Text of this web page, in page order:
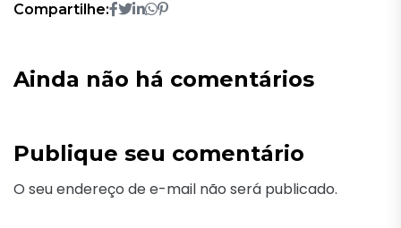
Compartilhe:
Ainda não há comentários
Publique seu comentário
O seu endereço de e-mail não será publicado.